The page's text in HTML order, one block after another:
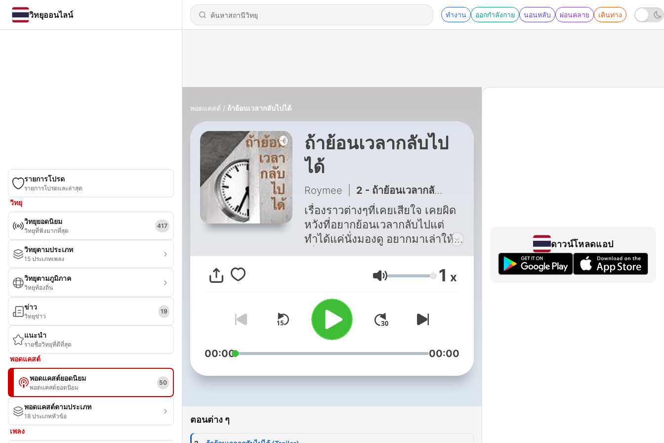
วิทยุออนไลน์ ทำงาน ออกกำลังกาย นอนหลับ ผ่อนคลาย เดินทาง
รายการโปรด
รายการโปรดและล่าสุด
วิทยุ
วิทยุยอดนิยม
วิทยุที่ฟังมากที่สุด
417
วิทยุตามประเภท
15 ประเภทเพลง
วิทยุตามภูมิภาค
วิทยุท้องถิ่น
ข่าว
วิทยุข่าว
19
แนะนำ
รายชื่อวิทยุที่ดีที่สุด
พอดแคสต์
พอดแคสต์ยอดนิยม
พอดแคสต์ยอดนิยม
50
พอดแคสต์ตามประเภท
18 ประเภทหัวข้อ
เพลง
พอดแคสต์ ถ้าย้อนเวลากลับไปได้
ถ้าย้อนเวลากลับไป
ได้
Roymee 2 - ถ้าย้อนเวลากลับไปได้ (Trailer)
เรื่องราวต่างๆที่เคยเสียใจ เคยผิด
หวังที่อยากย้อนเวลากลับไปแต่
ทำได้แค่นั่งมองดู อยากมาเล่าให้
เพื่อนๆฟังแบ่งปันกันตะได้ไม่เสียใจ
ทีหลังเหมือนเรา
ระดับเสียง 1 x
00:00 00:00
ตอนต่าง ๆ
ดาวน์โหลดแอป